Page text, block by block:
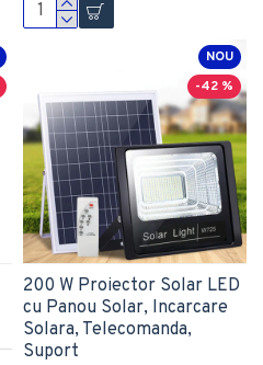
NOU
-42 %
200 W Proiector Solar LED
cu Panou Solar, Incarcare
Solara, Telecomanda,
Suport